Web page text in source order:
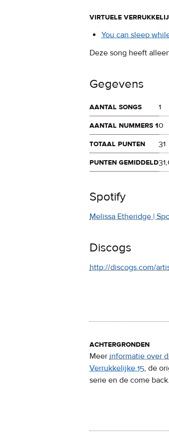
virtuele
You can sleep
Deze song heeft
Gegevens
aantal songs
1
aantal nummers 10
totaal punten
31
punten gemiddeld
Spotify
Melissa Etheridge |
Discogs
http://discogs.com/
achtergronden
Meer informatie over
Verrukkelijke 15, de
serie en de come back.